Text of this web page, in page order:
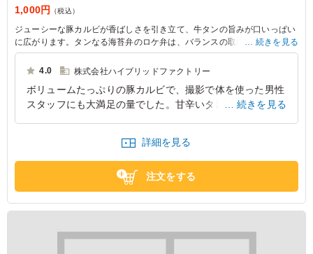
1,000円 （税込）
ジューシーな豚カルビが香ばしさを引き立て、牛タンの旨みが口いっぱい
に広がります。タンなる海苔弁のロケ弁は、バランスの取れたおかずで、
撮影現場やイベントに最適です。おいしさをぜひご体験ください。
続きを見る
4.0 株式会社ハイブリッドファクトリー
ボリュームたっぷりの豚カルビで、撮影で体を使った男性
スタッフにも大満足の量でした。甘辛いタレがご飯によく
の撮影でも活力になる一品です。
東京都千代田区丸の内
続きを見る
詳細を見る
注文をする